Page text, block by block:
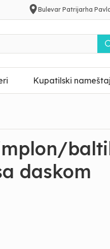
Bulevar Patrijarha
Kupatilski
daskom